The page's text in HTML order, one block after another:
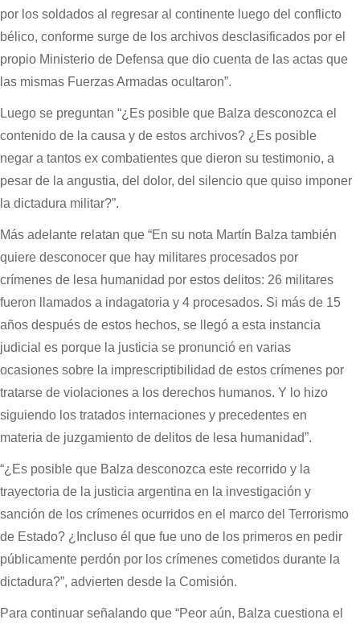
por los soldados al regresar al continente luego del conflicto
bélico, conforme surge de los archivos desclasificados por el
propio Ministerio de Defensa que dio cuenta de las actas que
las mismas Fuerzas Armadas ocultaron”.
Luego se preguntan “¿Es posible que Balza desconozca el
contenido de la causa y de estos archivos? ¿Es posible
negar a tantos ex combatientes que dieron su testimonio, a
pesar de la angustia, del dolor, del silencio que quiso imponer
la dictadura militar?”.
Más adelante relatan que “En su nota Martín Balza también
quiere desconocer que hay militares procesados por
crímenes de lesa humanidad por estos delitos: 26 militares
fueron llamados a indagatoria y 4 procesados. Si más de 15
años después de estos hechos, se llegó a esta instancia
judicial es porque la justicia se pronunció en varias
ocasiones sobre la imprescriptibilidad de estos crímenes por
tratarse de violaciones a los derechos humanos. Y lo hizo
siguiendo los tratados internaciones y precedentes en
materia de juzgamiento de delitos de lesa humanidad”.
“¿Es posible que Balza desconozca este recorrido y la
trayectoria de la justicia argentina en la investigación y
sanción de los crímenes ocurridos en el marco del Terrorismo
de Estado? ¿Incluso él que fue uno de los primeros en pedir
públicamente perdón por los crímenes cometidos durante la
dictadura?”, advierten desde la Comisión.
Para continuar señalando que “Peor aún, Balza cuestiona el